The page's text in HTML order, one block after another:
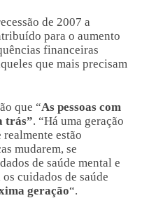
de 2007 a
para o aumento
financeiras
que mais precisam
que “As pessoas com
trás”. “Há uma geração
estão
mudarem, se
de saúde mental e
cuidados de saúde
geração“.